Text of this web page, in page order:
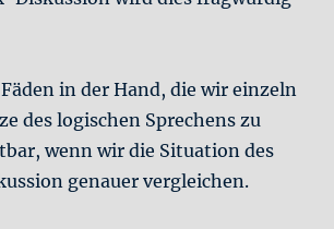
in der Hand, die wir einzeln
des logischen Sprechens zu
wenn wir die Situation des
genauer vergleichen.